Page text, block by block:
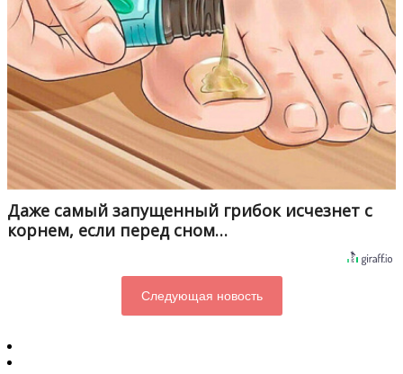
Даже самый запущенный грибок исчезнет с
корнем, если перед сном…
Следующая новость